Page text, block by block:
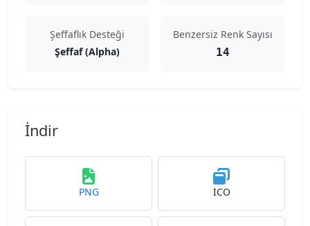
Şeffaflık Desteği
Şeffaf (Alpha)
Benzersiz Renk Sayısı
14
İndir
PNG ICO